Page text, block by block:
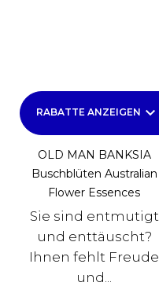
RABATTE ANZEIGEN keyboard_arrow_down
OLD MAN BANKSIA
Buschblüten Australian
Flower Essences
Sie sind entmutigt
und enttäuscht?
Ihnen fehlt Freude
und...